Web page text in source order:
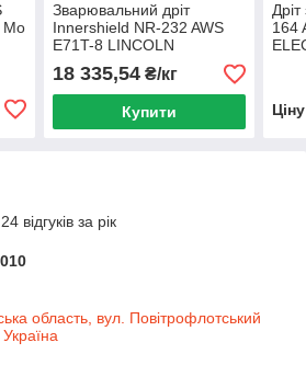
Mo
Зварювальний дріт
Innershield NR-232 AWS
E71T-8 LINCOLN
ELECTRIC
18 335,54₴/кг
Купити
164
відгуків за рік
область, вул. Повітрофлотський